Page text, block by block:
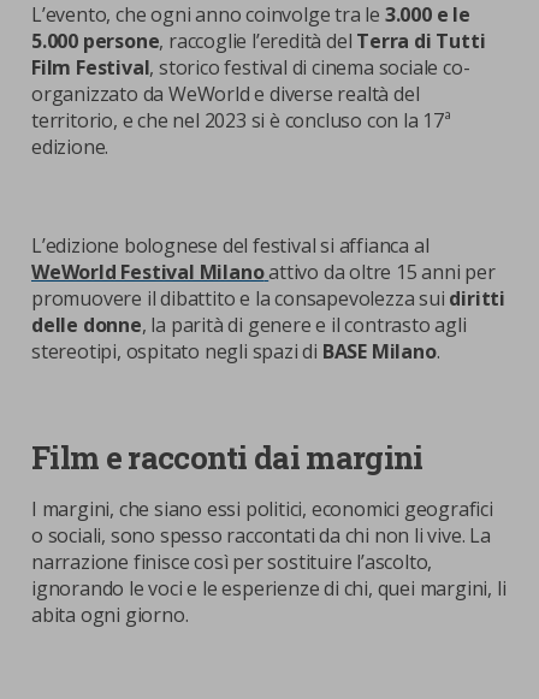
CERCACARRELLO
L’evento, che ogni anno coinvolge tra le 3.000 e le
5.000 persone, raccoglie l’eredità del Terra di Tutti
Film Festival, storico festival di cinema sociale co-
organizzato da WeWorld e diverse realtà del
territorio, e che nel 2023 si è concluso con la 17ª
edizione.
L’edizione bolognese del festival si affianca al
WeWorld Festival Milanoattivo da oltre 15 anni per
promuovere il dibattito e la consapevolezza sui diritti
delle donne, la parità di genere e il contrasto agli
stereotipi, ospitato negli spazi di BASE Milano.
Film e racconti dai margini
I margini, che siano essi politici, economici geografici
o sociali, sono spesso raccontati da chi non li vive. La
narrazione finisce così per sostituire l’ascolto,
ignorando le voci e le esperienze di chi, quei margini, li
abita ogni giorno.